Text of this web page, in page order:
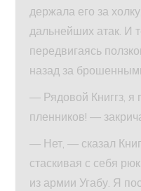
держала его за
дальнейших атак. И
передвигаясь
назад за
— Рядовой Книггз, я
пленников! —
— Нет, — сказал
стаскивая с себя
из армии Угабу. Я